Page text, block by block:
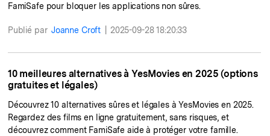
FamiSafe pour bloquer les applications non sûres.
Publié par Joanne Croft 2025-09-28 18:20:33
10 meilleures alternatives à YesMovies en 2025 (options
gratuites et légales)
Découvrez 10 alternatives sûres et légales à YesMovies en 2025.
Regardez des films en ligne gratuitement, sans risques, et
découvrez comment FamiSafe aide à protéger votre famille.